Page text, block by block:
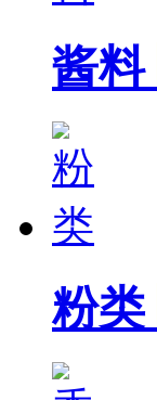
酱料
粉类